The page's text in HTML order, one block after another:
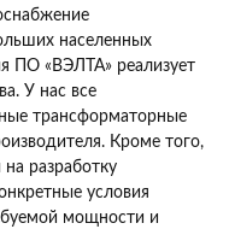
населенных
ПО «ВЭЛТА» реализует
У нас все
трансформаторные
Кроме того,
разработку
условия
мощности и